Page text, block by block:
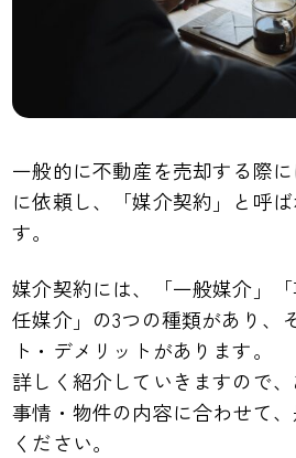
一般的に不動産を売却する際
に依頼し、「媒介契約」と呼
す。
媒介契約には、「一般媒介」
任媒介」の3つの種類があり、
ト・デメリットがあります。
詳しく紹介していきますので
事情・物件の内容に合わせて
ください。